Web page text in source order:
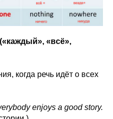
«всё»,
когда речь идёт о всех
enjoys a good story.